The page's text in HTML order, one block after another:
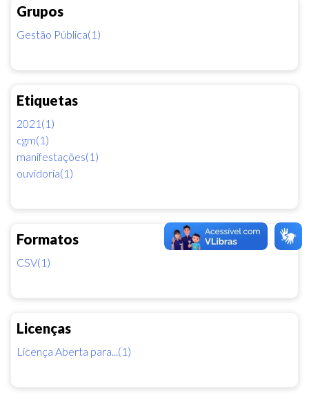
Grupos
Gestão Pública(1)
Etiquetas
2021(1)
cgm(1)
manifestações(1)
ouvidoria(1)
Formatos
CSV(1)
Licenças
Licença Aberta para...(1)